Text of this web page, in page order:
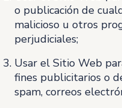
o publicación de
malicioso u otros
perjudiciales;
Usar el Sitio Web
fines publicitarios o
spam, correos